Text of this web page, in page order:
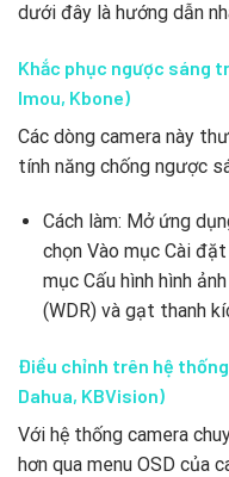
dưới đây là hướng dẫn
Khắc phục ngược sáng
Imou, Kbone)
Các dòng camera này
tính năng chống ngược
Cách làm: Mở ứng
chọn Vào mục Cài
mục Cấu hình hình
(WDR) và gạt thanh
Điều chỉnh trên hệ
Dahua, KBVision)
Với hệ thống camera
hơn qua menu OSD của